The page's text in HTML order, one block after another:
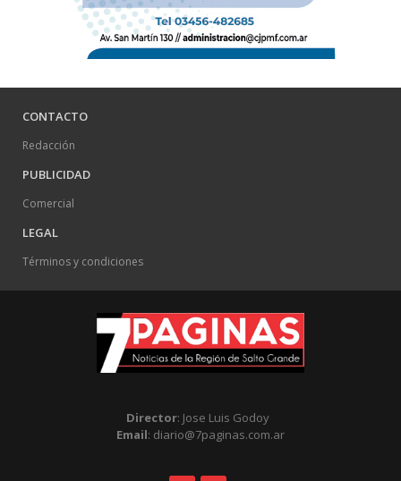
CONTACTO
Redacción
PUBLICIDAD
Comercial
LEGAL
Términos y condiciones
Director: Jose Luis Godoy
Email: diario@7paginas.com.ar